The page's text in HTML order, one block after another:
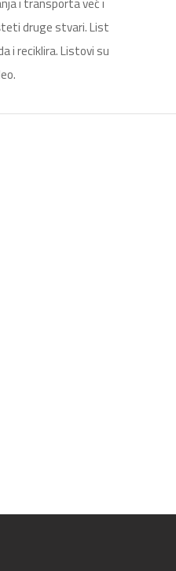
druge stvari. List
i reciklira. Listovi su